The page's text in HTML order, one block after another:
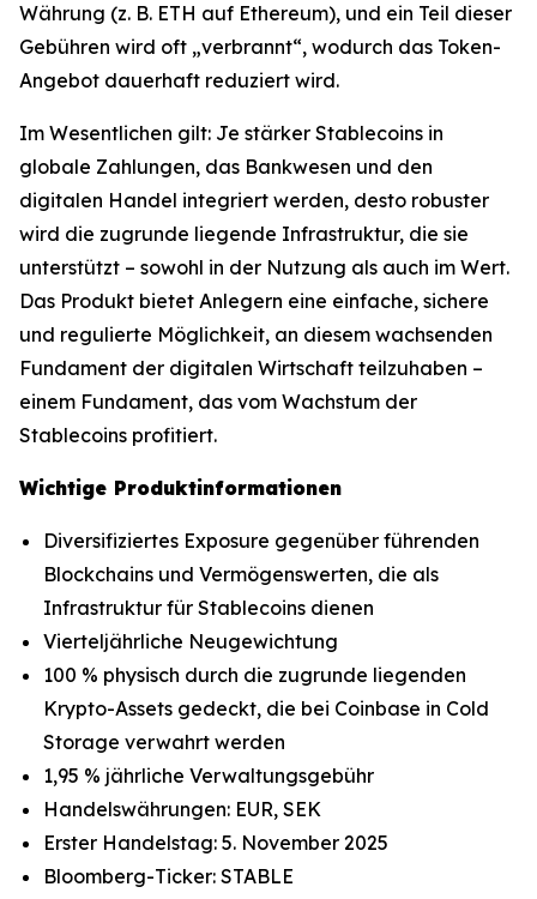
Währung (z. B. ETH auf Ethereum), und ein Teil dieser
Gebühren wird oft „verbrannt“, wodurch das Token-
Angebot dauerhaft reduziert wird.
Im Wesentlichen gilt: Je stärker Stablecoins in
globale Zahlungen, das Bankwesen und den
digitalen Handel integriert werden, desto robuster
wird die zugrunde liegende Infrastruktur, die sie
unterstützt – sowohl in der Nutzung als auch im Wert.
Das Produkt bietet Anlegern eine einfache, sichere
und regulierte Möglichkeit, an diesem wachsenden
Fundament der digitalen Wirtschaft teilzuhaben –
einem Fundament, das vom Wachstum der
Stablecoins profitiert.
Wichtige Produktinformationen
Diversifiziertes Exposure gegenüber führenden
Blockchains und Vermögenswerten, die als
Infrastruktur für Stablecoins dienen
Vierteljährliche Neugewichtung
100 % physisch durch die zugrunde liegenden
Krypto-Assets gedeckt, die bei Coinbase in Cold
Storage verwahrt werden
1,95 % jährliche Verwaltungsgebühr
Handelswährungen: EUR, SEK
Erster Handelstag: 5. November 2025
Bloomberg-Ticker: STABLE